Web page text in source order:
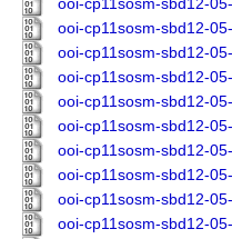
ooi-cp11sosm-sbd12-
ooi-cp11sosm-sbd12-
ooi-cp11sosm-sbd12-
ooi-cp11sosm-sbd12-
ooi-cp11sosm-sbd12-
ooi-cp11sosm-sbd12-
ooi-cp11sosm-sbd12-
ooi-cp11sosm-sbd12-
ooi-cp11sosm-sbd12-
ooi-cp11sosm-sbd12-